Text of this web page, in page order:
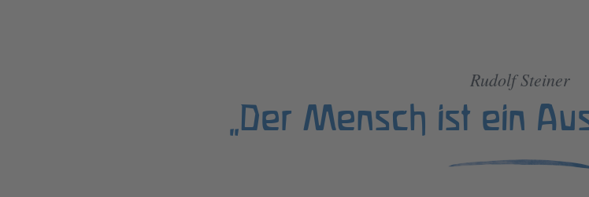
Rudolf Steiner
„Der Mensch ist ein